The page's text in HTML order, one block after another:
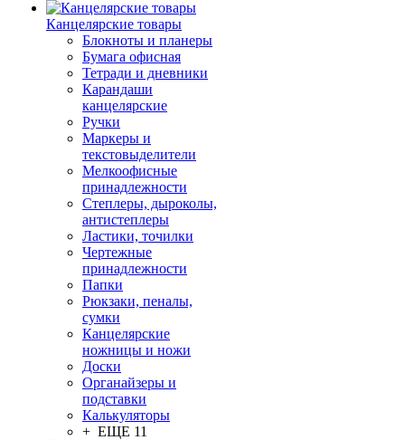
Канцелярские товары
Блокноты и планеры
Бумага офисная
Тетради и дневники
Карандаши
канцелярские
Ручки
Маркеры и
текстовыделители
Мелкоофисные
принадлежности
Степлеры, дыроколы,
антистеплеры
Ластики, точилки
Чертежные
принадлежности
Папки
Рюкзаки, пеналы,
сумки
Канцелярские
ножницы и ножи
Доски
Органайзеры и
подставки
Калькуляторы
+ ЕЩЕ 11